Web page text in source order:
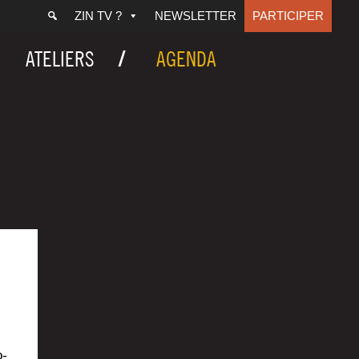
ZIN TV ? NEWSLETTER PARTICIPER
ATELIERS AGENDA